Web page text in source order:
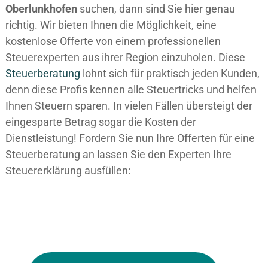
Oberlunkhofen suchen, dann sind Sie hier genau
richtig. Wir bieten Ihnen die Möglichkeit, eine
kostenlose Offerte von einem professionellen
Steuerexperten aus ihrer Region einzuholen. Diese
Steuerberatung lohnt sich für praktisch jeden Kunden,
denn diese Profis kennen alle Steuertricks und helfen
Ihnen Steuern sparen. In vielen Fällen übersteigt der
eingesparte Betrag sogar die Kosten der
Dienstleistung! Fordern Sie nun Ihre Offerten für eine
Steuerberatung an lassen Sie den Experten Ihre
Steuererklärung ausfüllen: